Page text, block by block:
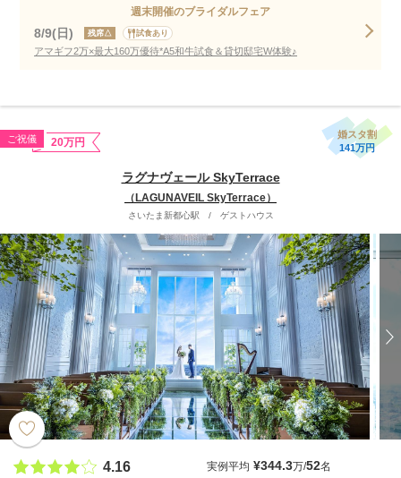
週末開催のブライダルフェア
8/9(日) 残席△ 試食あり
アマギフ2万×最大160万優待*A5和牛試食＆貸切邸宅W体験♪
ご祝儀 20万円
婚スタ割
141万円
ラグナヴェール SkyTerrace
（LAGUNAVEIL SkyTerrace）
さいたま新都心駅 / ゲストハウス
4.16 実例平均 ¥344.3万/52名